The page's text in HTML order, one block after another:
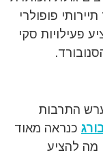
פופולרי
פעילויות סקי
התרבות
כנראה מאוד
מה להציע